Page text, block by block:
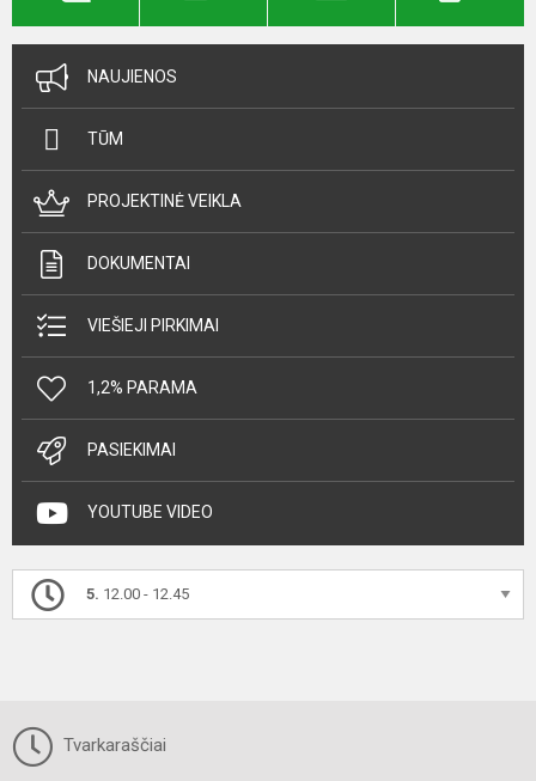
NAUJIENOS
TŪM
PROJEKTINĖ VEIKLA
DOKUMENTAI
VIEŠIEJI PIRKIMAI
1,2% PARAMA
PASIEKIMAI
YOUTUBE VIDEO
5. 12.00 - 12.45
Tvarkaraščiai